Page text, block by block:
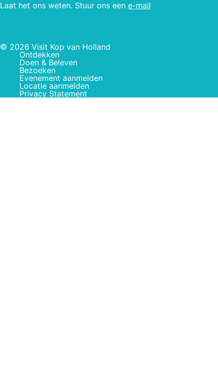
Laat het ons weten. Stuur ons een e-mail
© 2026 Visit Kop van Holland
Ontdekken
Doen & Beleven
Bezoeken
Evenement aanmelden
Locatie aanmelden
Privacy Statement